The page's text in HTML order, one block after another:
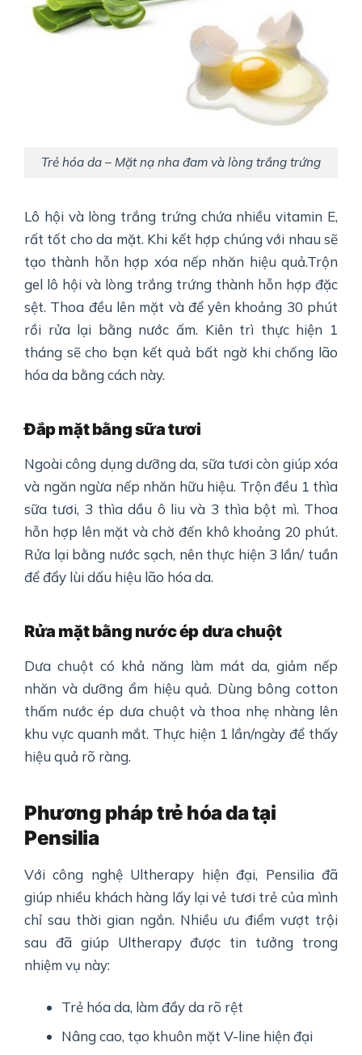
Trẻ hóa da – Mặt nạ nha đam và lòng trắng trứng
Lô hội và lòng trắng trứng chứa nhiều vitamin E,
rất tốt cho da mặt. Khi kết hợp chúng với nhau sẽ
tạo thành hỗn hợp xóa nếp nhăn hiệu quả.Trộn
gel lô hội và lòng trắng trứng thành hỗn hợp đặc
sệt. Thoa đều lên mặt và để yên khoảng 30 phút
rồi rửa lại bằng nước ấm. Kiên trì thực hiện 1
tháng sẽ cho bạn kết quả bất ngờ khi chống lão
hóa da bằng cách này.
Đắp mặt bằng sữa tươi
Ngoài công dụng dưỡng da, sữa tươi còn giúp xóa
và ngăn ngừa nếp nhăn hữu hiệu. Trộn đều 1 thìa
sữa tươi, 3 thìa dầu ô liu và 3 thìa bột mì. Thoa
hỗn hợp lên mặt và chờ đến khô khoảng 20 phút.
Rửa lại bằng nước sạch, nên thực hiện 3 lần/ tuần
để đẩy lùi dấu hiệu lão hóa da.
Rửa mặt bằng nước ép dưa chuột
Dưa chuột có khả năng làm mát da, giảm nếp
nhăn và dưỡng ẩm hiệu quả. Dùng bông cotton
thấm nước ép dưa chuột và thoa nhẹ nhàng lên
khu vực quanh mắt. Thực hiện 1 lần/ngày để thấy
hiệu quả rõ ràng.
Phương pháp trẻ hóa da tại
Pensilia
Với công nghệ Ultherapy hiện đại, Pensilia đã
giúp nhiều khách hàng lấy lại vẻ tươi trẻ của mình
chỉ sau thời gian ngắn. Nhiều ưu điểm vượt trội
sau đã giúp Ultherapy được tin tưởng trong
nhiệm vụ này:
Trẻ hóa da, làm đầy da rõ rệt
Nâng cao, tạo khuôn mặt V-line hiện đại